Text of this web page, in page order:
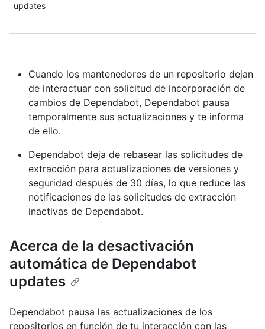
updates
Cuando los mantenedores de un repositorio dejan
de interactuar con solicitud de incorporación de
cambios de Dependabot, Dependabot pausa
temporalmente sus actualizaciones y te informa
de ello.
Dependabot deja de rebasear las solicitudes de
extracción para actualizaciones de versiones y
seguridad después de 30 días, lo que reduce las
notificaciones de las solicitudes de extracción
inactivas de Dependabot.
Acerca de la desactivación
automática de Dependabot
updates
Dependabot pausa las actualizaciones de los
repositorios en función de tu interacción con las